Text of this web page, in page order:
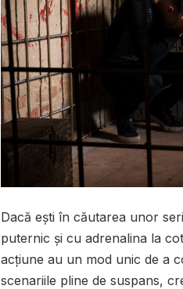
Dacă ești în căutarea unor
puternic și cu adrenalina la
acțiune au un mod unic de a
scenariile pline de suspans,